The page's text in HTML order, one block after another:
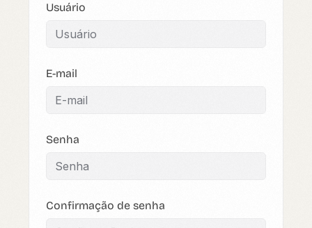
Usuário
E-mail
Senha
Confirmação de senha